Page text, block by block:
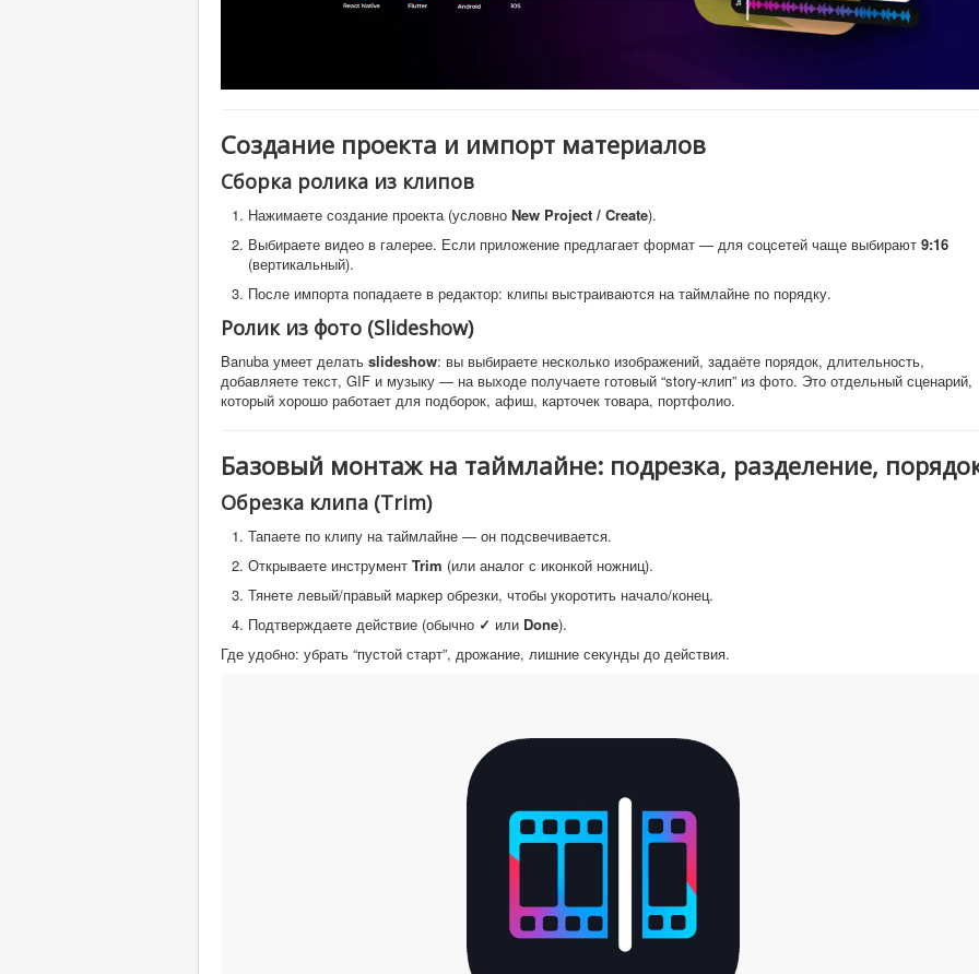
Создание проекта и импорт материалов
Сборка ролика из клипов
Нажимаете создание проекта (условно New Project / Create).
Выбираете видео в галерее. Если приложение предлагает формат — для соцсетей чаще выбирают 9:16
(вертикальный).
После импорта попадаете в редактор: клипы выстраиваются на таймлайне по порядку.
Ролик из фото (Slideshow)
Banuba умеет делать slideshow: вы выбираете несколько изображений, задаёте порядок, длительность,
добавляете текст, GIF и музыку — на выходе получаете готовый “story-клип” из фото. Это отдельный сценарий,
который хорошо работает для подборок, афиш, карточек товара, портфолио.
Базовый монтаж на таймлайне: подрезка, разделение,
Обрезка клипа (Trim)
Тапаете по клипу на таймлайне — он подсвечивается.
Открываете инструмент Trim (или аналог с иконкой ножниц).
Тянете левый/правый маркер обрезки, чтобы укоротить начало/конец.
Подтверждаете действие (обычно ✓ или Done).
Где удобно: убрать “пустой старт”, дрожание, лишние секунды до действия.